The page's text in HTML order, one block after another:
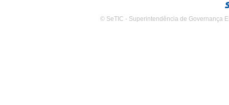
© SeTIC - Superintendência de Governança